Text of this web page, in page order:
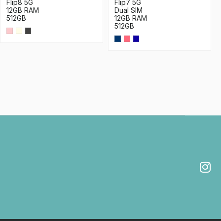
Flip8 5G
12GB RAM
512GB
Flip7 5G
Dual SIM
12GB RAM
512GB